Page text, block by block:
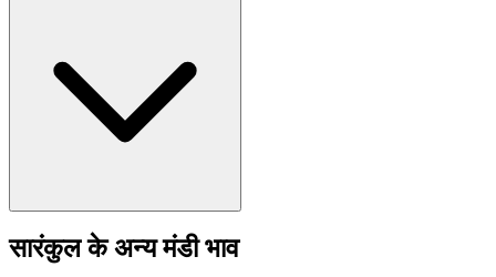
सारंकुल के अन्य मंडी भाव